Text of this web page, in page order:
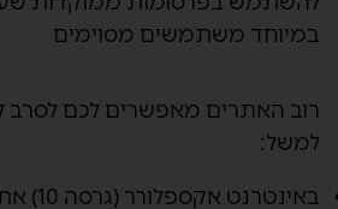
במיוחד משתמשים מסוימים
רוב האתרים מאפשרים לכם לסרב
למשל: